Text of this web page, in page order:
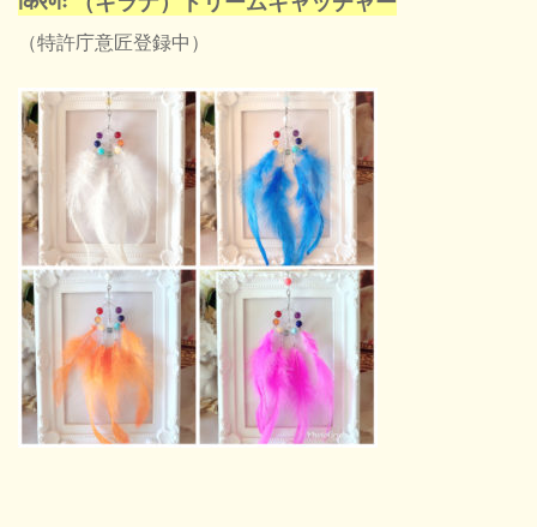
（特許庁意匠登録中）